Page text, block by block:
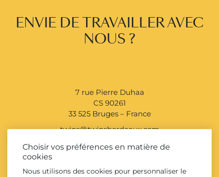
ENVIE DE TRAVAILLER AVEC
NOUS ?
7 rue Pierre Duhaa
CS 90261
33 525 Bruges – France
twins@twinsbordeaux.com
+33 (0)5 56 39 51 51
Choisir vos préférences en matière de
cookies
Nous utilisons des cookies pour personnaliser le